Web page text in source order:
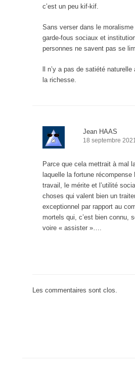
c’est un peu kif-kif.
Sans verser dans le
garde-fous sociaux et
personnes ne savent pas se
ll n’y a pas de satiété
la richesse.
Jean HAAS
18 septembre
Parce que cela mettrait à mal
laquelle la fortune récompense
travail, le mérite et l’utilité
choses qui valent bien un
exceptionnel par rapport au
mortels qui, c’est bien connu,
voire « assister »….
Les commentaires sont clos.